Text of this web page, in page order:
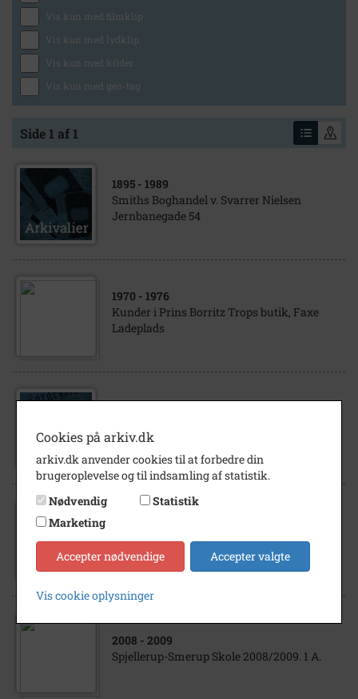
Vis kun med filmklip
Vis kun med lydklip
Vis kun med kilder
Vis kun med geo-tag
Side 1 af 1
1895 - 1989
Smiths Boghandel v. Svarrer Nielsen
Jernbanegade 54
1970 - 1976
Kunder i Prins Borritz Trops butik, Faxe
Ladeplads
Faxe Kommunes ældste se død SJ 6/6-2020
Emmas runde dag SJ 12/1-2016
2008 - 2009
Spjellerup-Smerup Skole 2008/2009. 1 A.
Cookies på arkiv.dk
arkiv.dk anvender cookies til at forbedre din
brugeroplevelse og til indsamling af statistik.
Nødvendig
Statistik
Marketing
Accepter nødvendige Accepter valgte
Vis cookie oplysninger